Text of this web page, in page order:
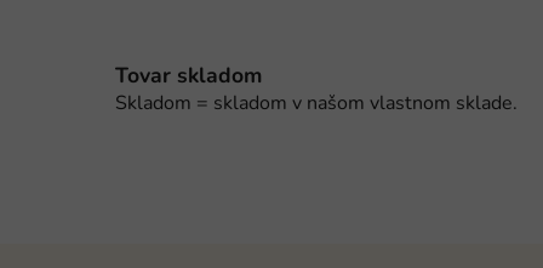
Tovar skladom
Skladom = skladom v našom vlastnom sklade.